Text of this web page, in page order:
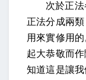
次於正法
正法分成兩
用來實修用的
起大恭敬而作
知道這是讓